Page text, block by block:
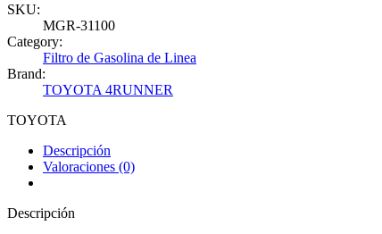
SKU:
MGR-31100
Category:
Filtro de Gasolina de Linea
Brand:
TOYOTA 4RUNNER
TOYOTA
Descripción
Valoraciones (0)
Descripción